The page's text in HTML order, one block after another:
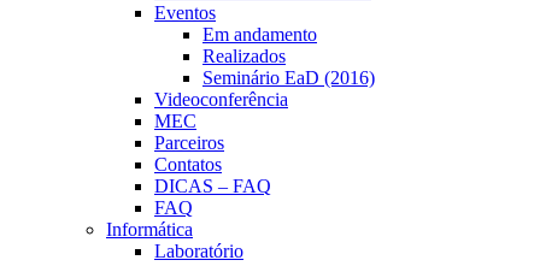
Eventos
Em andamento
Realizados
Seminário EaD (2016)
Videoconferência
MEC
Parceiros
Contatos
DICAS – FAQ
FAQ
Informática
Laboratório